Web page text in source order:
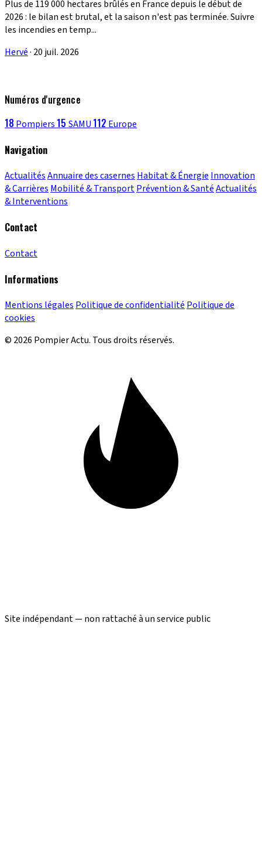
Plus de 119 000 hectares brûlés en France depuis le début de
2026 : le bilan est brutal, et la saison n'est pas terminée. Suivre
les incendies en temp...
Hervé· 20 juil. 2026
Numéros d'urgence
18 Pompiers 15 SAMU 112 Europe
Navigation
ActualitésAnnuaire des casernes Habitat & Énergie Innovation
& Carrières Mobilité & TransportPrévention & SantéActualités
& Interventions
Contact
Contact
Informations
Mentions légales Politique de confidentialité Politique de
cookies
© 2026 Pompier Actu. Tous droits réservés.
Site indépendant — non rattaché à un service public